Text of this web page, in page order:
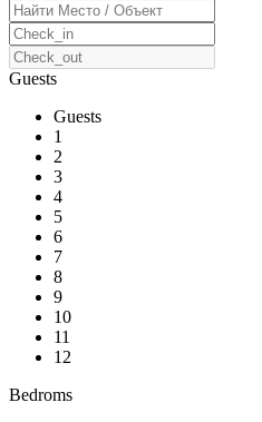
Guests
Guests
1
2
3
4
5
6
7
8
9
10
11
12
Bedroms